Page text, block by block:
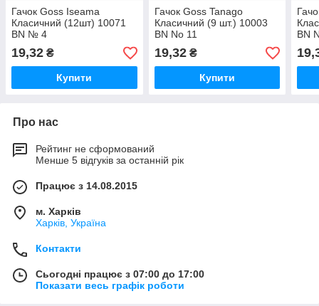
Гачок Goss Iseama
Класичний (12шт) 10071
BN № 4
19,32 ₴
Купити
Гачок Goss Tanago
Класичний (9 шт.) 10003
BN No 11
19,32₴
Купити
BN
Про нас
Рейтинг не сформований
Менше 5 відгуків за останній рік
Працює з 14.08.2015
м. Харків
Харків, Україна
Контакти
Сьогодні працює з 07:00 до 17:00
Показати весь графік роботи